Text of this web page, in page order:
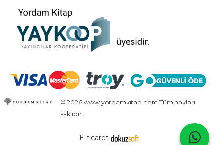
© 2026 www.yordamkitap.com Tüm hakları
saklıdır.
E-ticaret